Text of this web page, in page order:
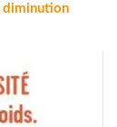
diminution